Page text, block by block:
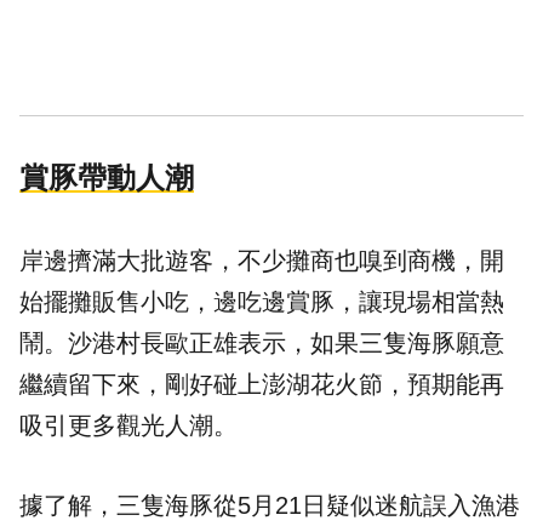
賞豚帶動人潮
岸邊擠滿大批遊客，不少攤商也嗅到商機，開
始擺攤販售小吃，邊吃邊賞豚，讓現場相當熱
鬧。沙港村長歐正雄表示，如果三隻海豚願意
繼續留下來，剛好碰上澎湖花火節，預期能再
吸引更多觀光人潮。
據了解，三隻海豚從5月21日疑似迷航誤入漁港